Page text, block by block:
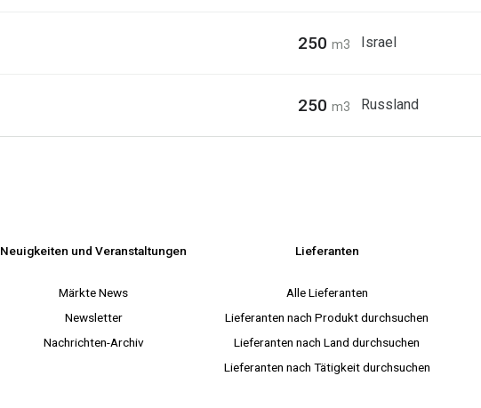
250m3 Israel
250m3 Russland
Neuigkeiten und Veranstaltungen
Märkte News
Newsletter
Nachrichten-Archiv
Lieferanten
Alle Lieferanten
Lieferanten nach Produkt durchsuchen
Lieferanten nach Land durchsuchen
Lieferanten nach Tätigkeit durchsuchen